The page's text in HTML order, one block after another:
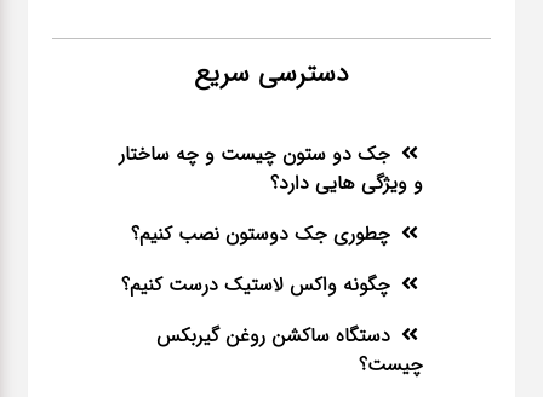
دسترسی سریع
جک دو ستون چیست و چه ساختار
و ویژگی هایی دارد؟
چطوری جک دوستون نصب کنیم؟
چگونه واکس لاستیک درست کنیم؟
دستگاه ساکشن روغن گیربکس
چیست؟